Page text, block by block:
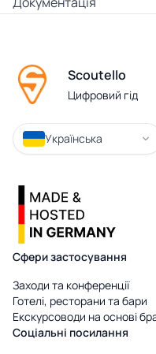
Scoutello
Цифровий гід
Українська
Сфери застосування
Заходи та конференції
Готелі, ресторани та бари
Екскурсоводи на основі
Соціальні посилання